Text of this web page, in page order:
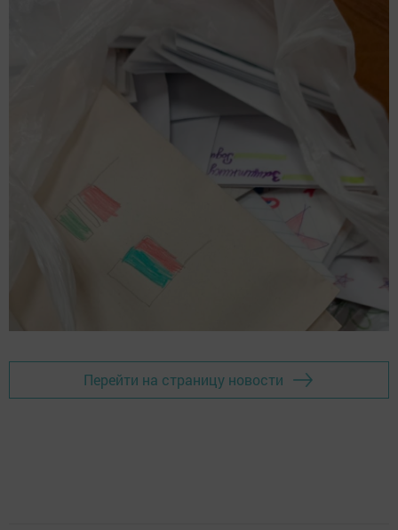
Перейти на страницу новости